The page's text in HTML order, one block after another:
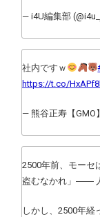
— i4U編集部
社内ですｗ
https://t.co/
— 熊谷正寿【GMO
2500年前、モーセ
盗むなかれ」――
しかし、2500年経